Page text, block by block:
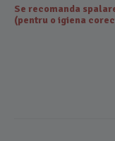
Se recomanda
(pentru o igiena